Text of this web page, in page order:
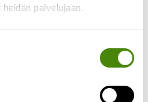
palvelujaan.